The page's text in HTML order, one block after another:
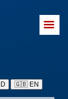
☰
🇬🇧 EN